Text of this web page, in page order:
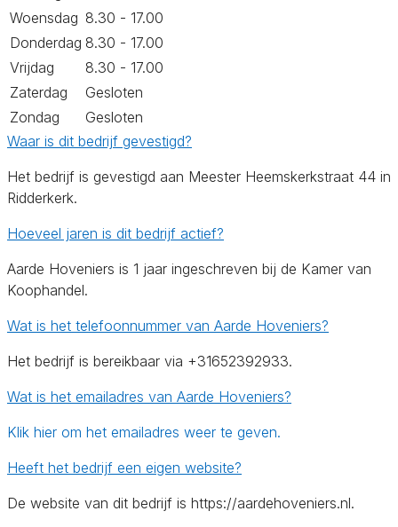
Woensdag 8.30 - 17.00
Donderdag 8.30 - 17.00
Vrijdag
8.30 - 17.00
Zaterdag
Gesloten
Zondag
Gesloten
Waar is dit bedrijf gevestigd?
Het bedrijf is gevestigd aan Meester Heemskerkstraat 44 in
Ridderkerk.
Hoeveel jaren is dit bedrijf actief?
Aarde Hoveniers is 1 jaar ingeschreven bij de Kamer van
Koophandel.
Wat is het telefoonnummer van Aarde Hoveniers?
Het bedrijf is bereikbaar via +31652392933.
Wat is het emailadres van Aarde Hoveniers?
Klik hier om het emailadres weer te geven.
Heeft het bedrijf een eigen website?
De website van dit bedrijf is https://aardehoveniers.nl.